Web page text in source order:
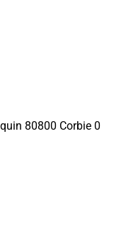
80800 Corbie 0